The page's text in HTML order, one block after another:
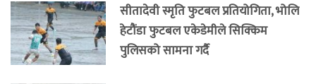
सीतादेवी स्मृति फुटबल प्रतियोगिता, भोलि
हेटौंडा फुटबल एकेडेमीले सिक्किम
पुलिसको सामना गर्दै